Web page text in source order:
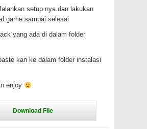
setup nya dan lakukan
game sampai selesai
yang ada di dalam folder
kan ke dalam folder instalasi
enjoy